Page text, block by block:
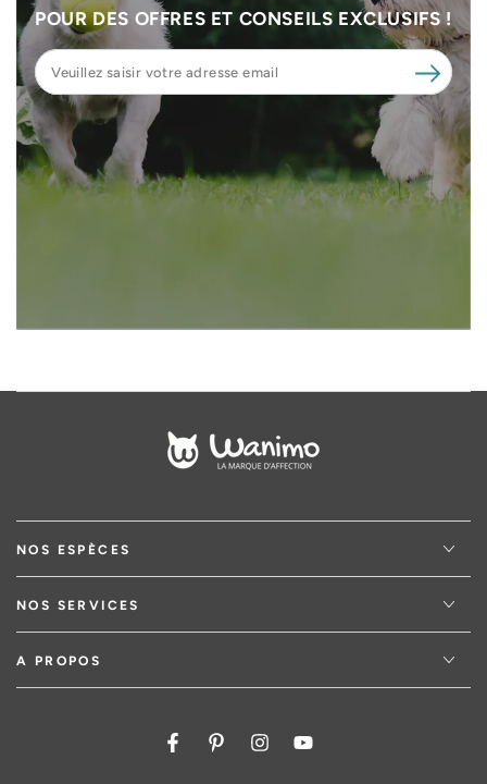
POUR DES OFFRES ET CONSEILS EXCLUSIFS !
Veuillez
saisir
votre
adresse
email
NOS ESPÈCES
NOS SERVICES
A PROPOS
FacebookPinterestInstagramYouTube